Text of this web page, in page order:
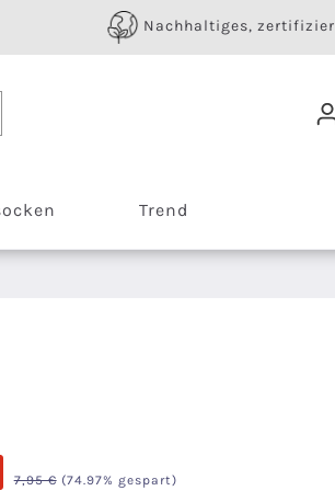
Nachhaltiges,
Trend
Regulärer Preis:
7,95 € (74.97% gespart)